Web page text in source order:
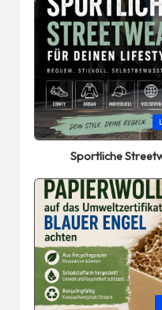
Posted
in
Sportliche
Posted